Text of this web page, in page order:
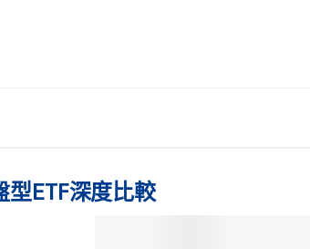
ETF深度比較